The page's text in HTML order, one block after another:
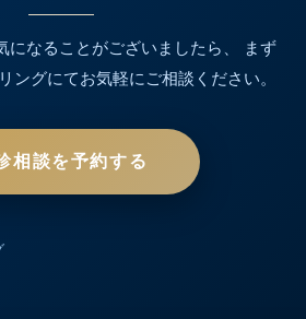
になることがございましたら、
まず
ングにてお気軽にご相談ください。
相談を予約する